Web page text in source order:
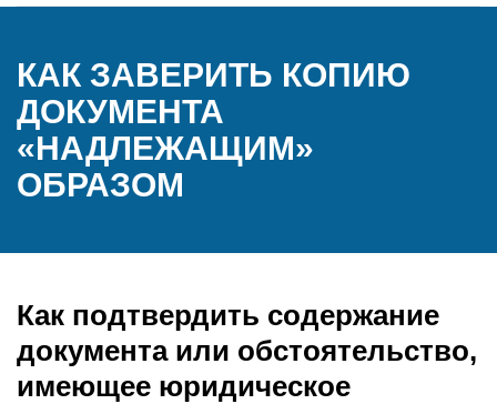
КАК ЗАВЕРИТЬ КОПИЮ
ДОКУМЕНТА
«НАДЛЕЖАЩИМ»
ОБРАЗОМ
Как подтвердить содержание
документа или обстоятельство,
имеющее юридическое